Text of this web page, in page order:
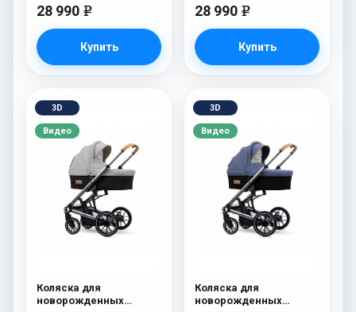
28 990 e
Купить
28 990 e
Купить
3D
Видео
Коляска для
новорожденных
3D
Видео
Коляска для
новорожденных